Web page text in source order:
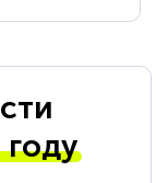
году